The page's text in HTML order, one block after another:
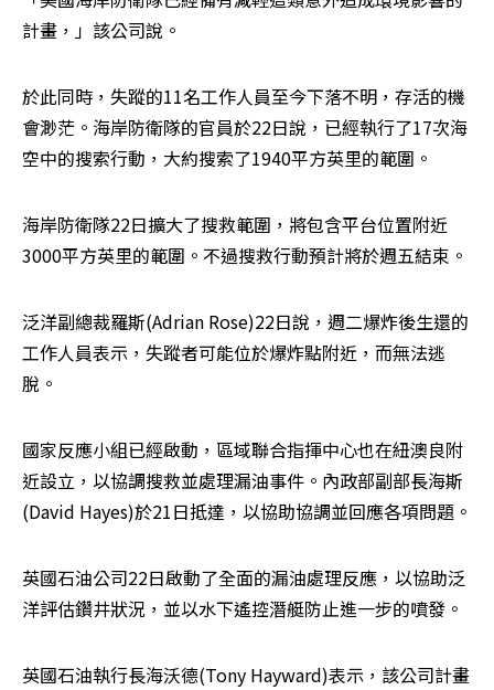
計畫，」該公司說。
於此同時，失蹤的11名工作人員至今下落不明，存活的機
會渺茫。海岸防衛隊的官員於22日說，已經執行了17次海
空中的搜索行動，大約搜索了1940平方英里的範圍。
海岸防衛隊22日擴大了搜救範圍，將包含平台位置附近
3000平方英里的範圍。不過搜救行動預計將於週五結束。
泛洋副總裁羅斯(Adrian Rose)22日說，週二爆炸後生還的
工作人員表示，失蹤者可能位於爆炸點附近，而無法逃
脫。
國家反應小組已經啟動，區域聯合指揮中心也在紐澳良附
近設立，以協調搜救並處理漏油事件。內政部副部長海斯
(David Hayes)於21日抵達，以協助協調並回應各項問題。
英國石油公司22日啟動了全面的漏油處理反應，以協助泛
洋評估鑽井狀況，並以水下遙控潛艇防止進一步的噴發。
英國石油執行長海沃德(Tony Hayward)表示，該公司計畫